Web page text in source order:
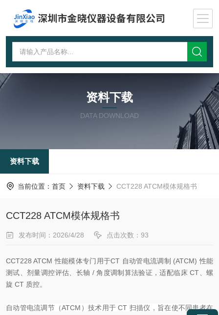
资料下载
DATA DOWNLOAD
资料下载
当前位置： 首页 资料下载 CCT228 ATCM模体规格书
CCT228 ATCM模体规格书
发布时间：2026/4/28 点击次数：93
CCT228 ATCM 性能模体专门用于CT 自动管电流调制 (ATCM) 性能
测试、剂量调控评估、长轴 / 角度调制算法验证，适配临床 CT、螺
旋 CT 质控。
自动管电流调节（ATCM）技术用于 CT 扫描仪，旨在使不同患者在